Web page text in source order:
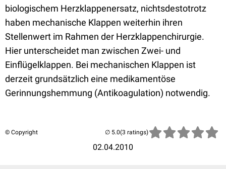
biologischem Herzklappenersatz, nichtsdestotrotz
haben mechanische Klappen weiterhin ihren
Stellenwert im Rahmen der Herzklappenchirurgie.
Hier unterscheidet man zwischen Zwei- und
Einflügelklappen. Bei mechanischen Klappen ist
derzeit grundsätzlich eine medikamentöse
Gerinnungshemmung (Antikoagulation) notwendig.
© Copyright
02.04.2010
(3 ratings)